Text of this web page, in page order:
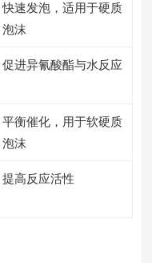
快速发泡，适用于硬质
泡沫
促进异氰酸酯与水反应
平衡催化，用于软硬质
泡沫
提高反应活性